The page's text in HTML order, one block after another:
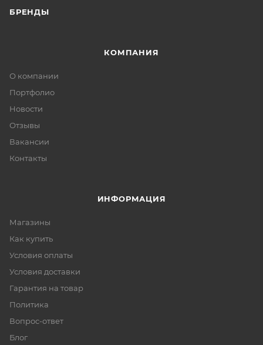
БРЕНДЫ
КОМПАНИЯ
О компании
Портфолио
Новости
Отзывы
Вакансии
Контакты
ИНФОРМАЦИЯ
Магазины
Как купить
Условия оплаты
Условия доставки
Гарантия на товар
Политика
Вопрос-ответ
Блог